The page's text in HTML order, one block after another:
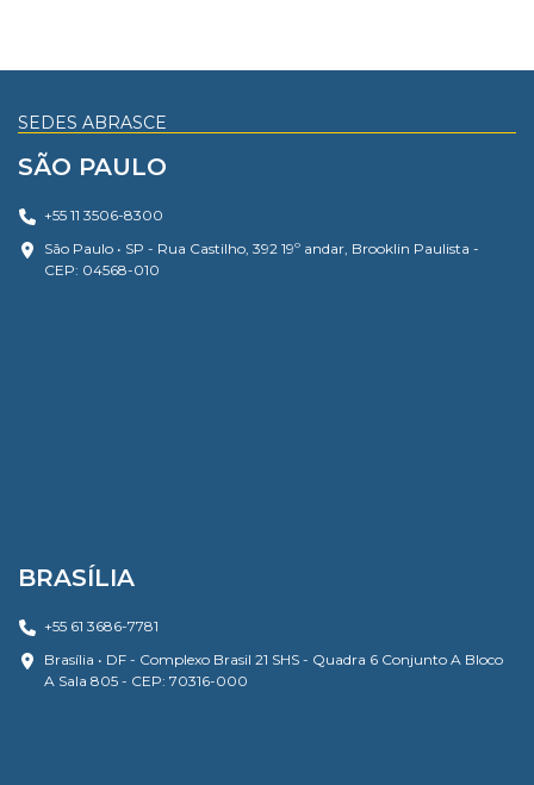
SEDES ABRASCE
SÃO PAULO
+55 11 3506-8300
São Paulo • SP - Rua Castilho, 392 19º andar, Brooklin Paulista -
CEP: 04568-010
BRASÍLIA
+55 61 3686-7781
Brasília • DF - Complexo Brasil 21 SHS - Quadra 6 Conjunto A Bloco
A Sala 805 - CEP: 70316-000